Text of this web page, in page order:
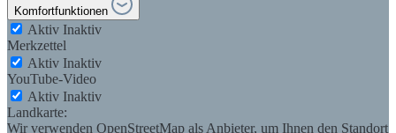
Komfortfunktionen
Aktiv Inaktiv
Merkzettel
Aktiv Inaktiv
YouTube-Video
Aktiv Inaktiv
Landkarte:
Wir verwenden OpenStreetMap als Anbieter, um Ihnen den Standort